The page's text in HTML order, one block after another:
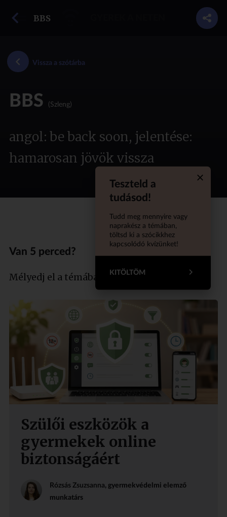
BBS
Vissza a szótárba
BBS (Szleng)
angol: be back soon, jelentése:
hamarosan jövök vissza
Teszteld a
tudásod!
Tudd meg mennyire vagy
naprakész a témában,
töltsd ki a szócikkhez
kapcsolódó kvízünket!
KITÖLTÖM
Van 5 perced?
Mélyedj el a témában szakértőnkkel!
Szülői eszközök a
gyermekek online
biztonságáért
Rózsás Zsuzsanna, gyermekvédelmi elemző
munkatárs